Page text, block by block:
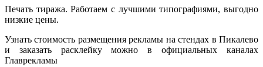
Печать тиража. Работаем с лучшими типографиями, выгодно
низкие цены.
Узнать стоимость размещения рекламы на стендах в Пикалево
и заказать расклейку можно в официальных каналах
Главрекламы